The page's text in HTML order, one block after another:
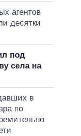
агентов
десятки
под
села на
в
по